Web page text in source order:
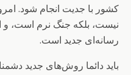
کشور با جدیت انجام شود.
نیست، بلکه جنگ نرم است، و
رسانه‌ای جدید است.
باید دائما روش‌های جدید